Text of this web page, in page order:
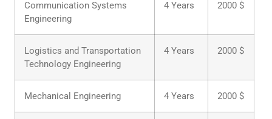
Communication Systems
Engineering
4 Years 2000 $
Logistics and Transportation
Technology Engineering
4 Years 2000 $
Mechanical Engineering 4 Years 2000 $